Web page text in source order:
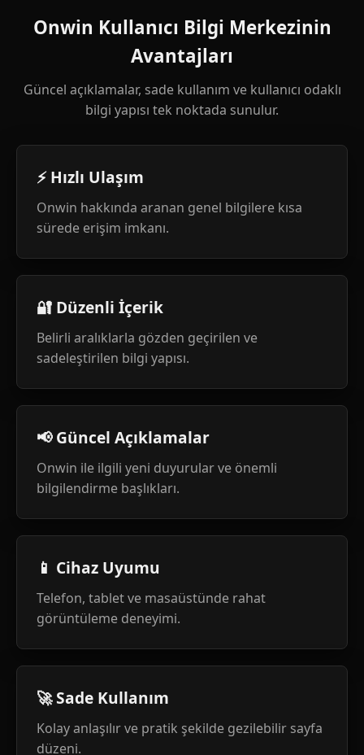
Onwin Kullanıcı Bilgi Merkezinin
Avantajları
Güncel açıklamalar, sade kullanım ve kullanıcı odaklı
bilgi yapısı tek noktada sunulur.
⚡ Hızlı Ulaşım
Onwin hakkında aranan genel bilgilere kısa
sürede erişim imkanı.
🔐 Düzenli İçerik
Belirli aralıklarla gözden geçirilen ve
sadeleştirilen bilgi yapısı.
📢 Güncel Açıklamalar
Onwin ile ilgili yeni duyurular ve önemli
bilgilendirme başlıkları.
📱 Cihaz Uyumu
Telefon, tablet ve masaüstünde rahat
görüntüleme deneyimi.
🚀 Sade Kullanım
Kolay anlaşılır ve pratik şekilde gezilebilir sayfa
düzeni.